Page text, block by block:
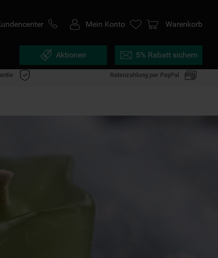
Mein Konto Warenkorb
Aktionen 5% Rabatt sichern
Ratenzahlung per PayPal